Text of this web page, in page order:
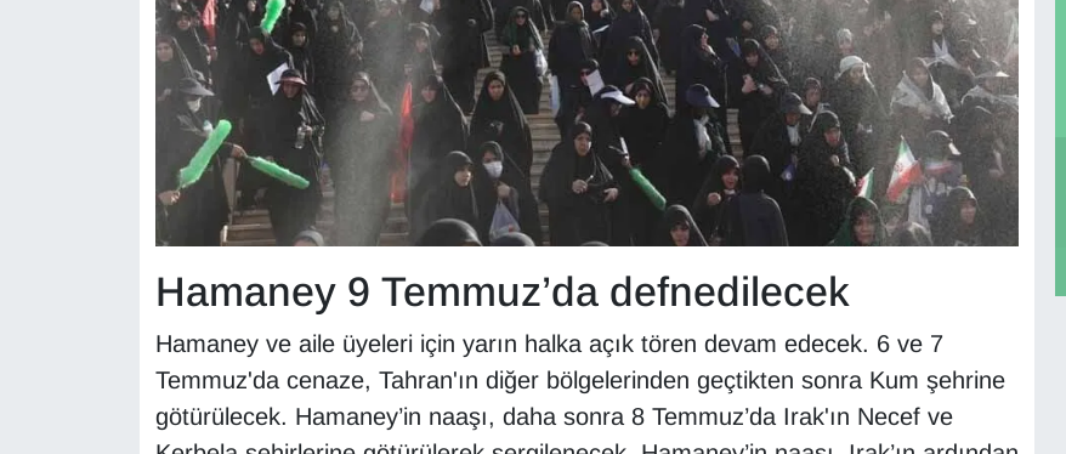
Hamaney 9 Temmuz’da defnedilecek
Hamaney ve aile üyeleri için yarın halka açık tören devam edecek. 6 ve 7
Temmuz'da cenaze, Tahran'ın diğer bölgelerinden geçtikten sonra Kum şehrine
götürülecek. Hamaney’in naaşı, daha sonra 8 Temmuz’da Irak'ın Necef ve